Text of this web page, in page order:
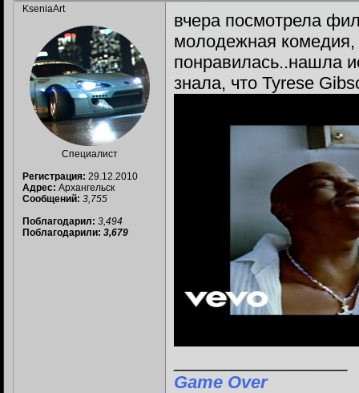
KseniaArt
Специалист
Регистрация: 29.12.2010
Адрес: Архангельск
Сообщений: 3,755
Поблагодарил: 3,494
Поблагодарили: 3,679
вчера посмотрела
молодежная комедия,
понравилась..нашла
знала, что Tyrese
Game Over